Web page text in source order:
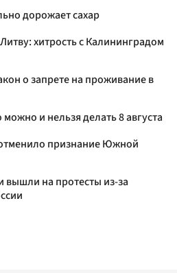
дорожает сахар
хитрость с Калининградом
о запрете на проживание в
и нельзя делать 8 августа
признание Южной
на протесты из-за